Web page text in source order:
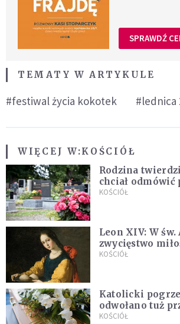
SPRAWDŹ
TEMATY W ARTYKULE
#festiwal życia kokotek #lednica
WIĘCEJ W:KOŚCIÓŁ
Rodzina
chciał odmówić
zapowiada
KOŚCIÓŁ
Leon XIV: W
zwycięstwo
KOŚCIÓŁ
Katolicki
odwołano tuż
uroczystością.
KOŚCIÓŁ